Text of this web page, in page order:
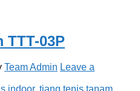
TTT-03P
Team Admin Leave a